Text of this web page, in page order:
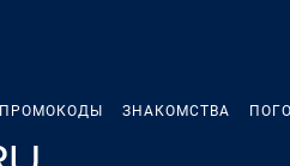
ПРОМОКОДЫ ЗНАКОМСТВА